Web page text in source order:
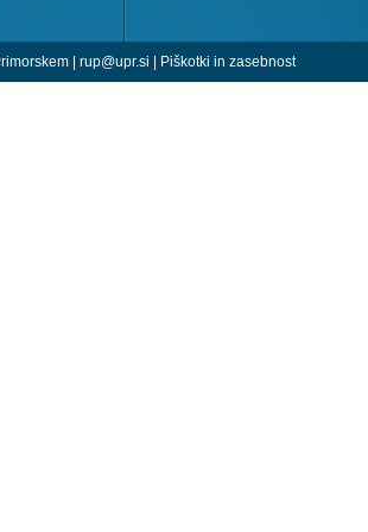
| rup@upr.si | Piškotki in zasebnost